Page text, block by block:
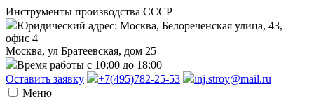
Инструменты производства СССР
Юридический адрес: Москва, Белореченская улица, 43,
офис 4
Москва, ул Братеевская, дом 25
Время работы с 10:00 до 18:00
Оставить заявку
+7(495)782-25-53
inj.stroy@mail.ru
Меню